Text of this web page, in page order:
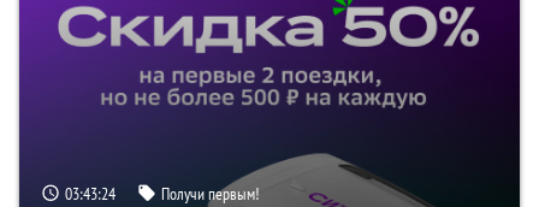
03:43:23 Получи первым!